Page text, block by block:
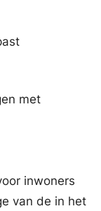
met
inwoners
van de in het